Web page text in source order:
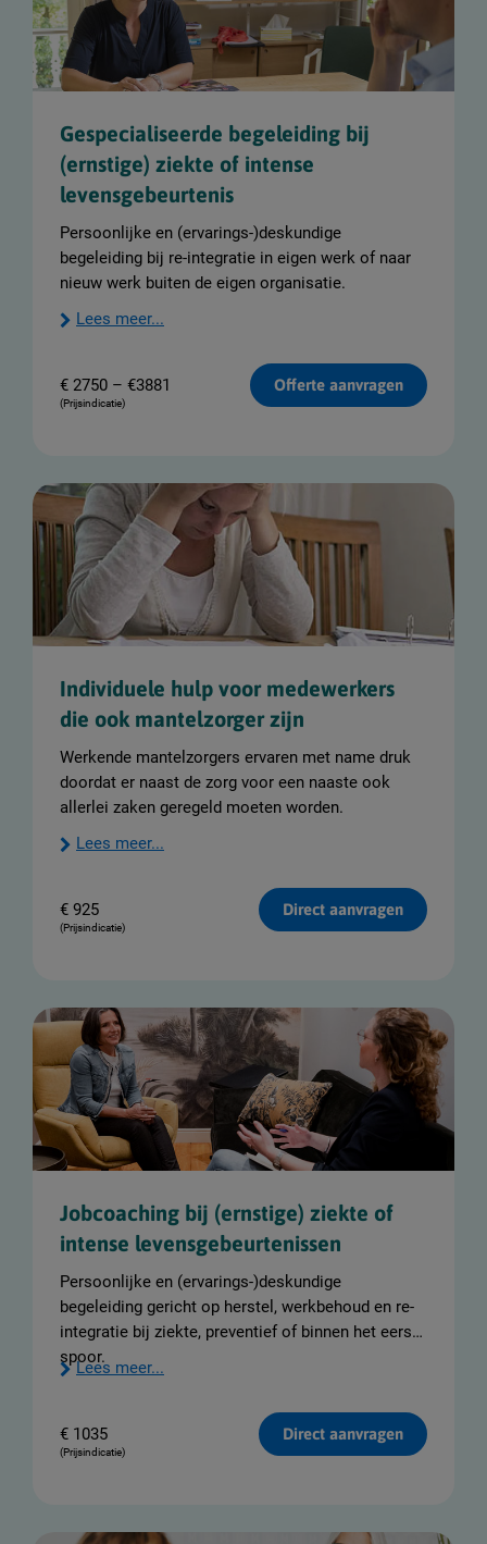
Gespecialiseerde begeleiding bij
(ernstige) ziekte of intense
levensgebeurtenis
Persoonlijke en (ervarings-)deskundige
begeleiding bij re-integratie in eigen werk of naar
nieuw werk buiten de eigen organisatie.
Lees meer...
€ 2750 – €3881
(Prijsindicatie)
Offerte aanvragen
Individuele hulp voor medewerkers
die ook mantelzorger zijn
Werkende mantelzorgers ervaren met name druk
doordat er naast de zorg voor een naaste ook
allerlei zaken geregeld moeten worden.
Lees meer...
€ 925
(Prijsindicatie)
Direct aanvragen
Jobcoaching bij (ernstige) ziekte of
intense levensgebeurtenissen
Persoonlijke en (ervarings-)deskundige
begeleiding gericht op herstel, werkbehoud en re-
integratie bij ziekte, preventief of binnen het eerste
spoor.
Lees meer...
€ 1035
(Prijsindicatie)
Direct aanvragen